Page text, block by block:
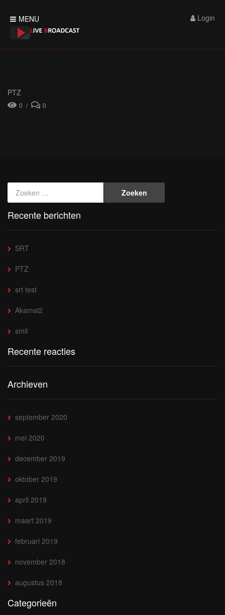
MENU Login
PTZ
0 0
Recente berichten
SRT
PTZ
srt test
Akamai2
smil
Recente reacties
Archieven
september 2020
mei 2020
december 2019
oktober 2019
april 2019
maart 2019
februari 2019
november 2018
augustus 2018
Categorieën